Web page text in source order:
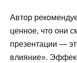
Автор
ценное, что они
презентации —
влияние».